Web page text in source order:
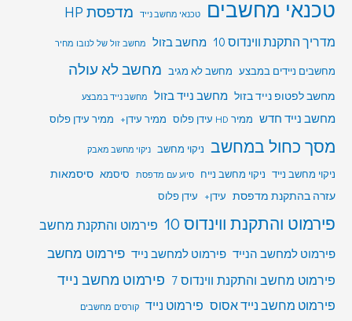
טכנאי מחשבים טכנאי מחשב נייד מדפסת HP
מדריך התקנת ווינדוס 10 מחשב בזול מחשב זול של לנובו מחיר
מחשבים ניידים במבצע מחשב לא מגיב מחשב לא עולה
מחשב לפטופ נייד בזול מחשב נייד בזול מחשב נייד במבצע
מחשב נייד חדש ממיר HD עידן פלוס ממיר עידן+ ממיר עידן פלוס
מסך כחול במחשב ניקוי מחשב ניקוי מחשב מאבק
ניקוי מחשב נייד ניקוי מחשב נייח סיוע עם מדפסת סיסמא סיסמאות
עזרה בהתקנת מדפסת עידן+ עידן פלוס
פירמוט והתקנת ווינדוס 10 פירמוט והתקנת מחשב
פירמוט למחשב הנייד פירמוט למחשב נייד פירמוט מחשב
פירמוט מחשב והתקנת ווינדוס 7
פירמוט מחשב נייד
פירמוט מחשב נייד אסוס פירמוט נייד קורסים מחשבים